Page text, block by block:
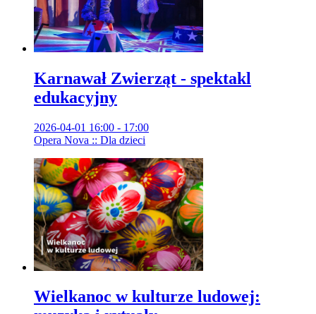
Karnawał Zwierząt - spektakl
edukacyjny
2026-04-01 16:00 - 17:00
Opera Nova :: Dla dzieci
Wielkanoc w kulturze ludowej: